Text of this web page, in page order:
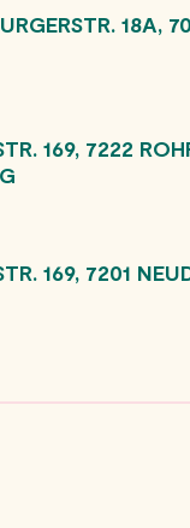
18A,
169, 7222
169, 7201